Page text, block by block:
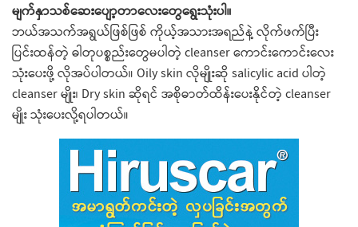
မျက်နှာသစ်ဆေးပျော့တာလေးတွေရွေးသုံးပါ။
ဘယ်အသက်အရွယ်ဖြစ်ဖြစ် ကိုယ့်အသားအရည်နဲ့ လိုက်ဖက်ပြီး
ပြင်းထန်တဲ့ ဓါတုပစ္စည်းတွေမပါတဲ့ cleanser ကောင်းကောင်းလေး
သုံးပေးဖို့ လိုအပ်ပါတယ်။ Oily skin လိုမျိုးဆို salicylic acid ပါတဲ့
cleanser မျိုး၊ Dry skin ဆိုရင် အစိုဓာတ်ထိန်းပေးနိုင်တဲ့ cleanser
မျိုး သုံးပေးလို့ရပါတယ်။